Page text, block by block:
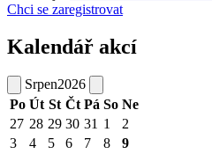
Chci se zaregistrovat
Kalendář akcí
Srpen2026
Po Út St Čt Pá So Ne
27 28 29 30 31 1
2
3
4 5 6 7 8
9